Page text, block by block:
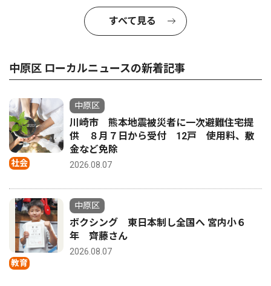
すべて見る
中原区 ローカルニュースの新着記事
社会
中原区
川崎市 熊本地震被災者に一次避難住宅提
供 ８月７日から受付 12戸 使用料、敷
金など免除
2026.08.07
教育
中原区
ボクシング 東日本制し全国へ 宮内小６
年 齊藤さん
2026.08.07